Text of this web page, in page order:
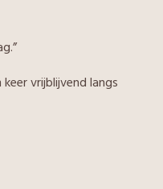
vrijblijvend langs